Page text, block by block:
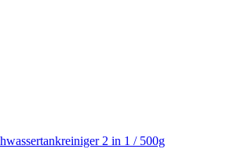
2 in 1 / 500g